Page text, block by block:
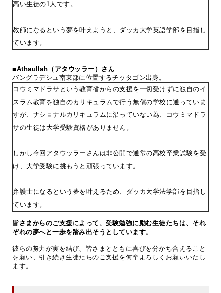
高い生徒の1人です。
教師になるという夢を叶えようと、ダッカ大学英語学部を目指し
ています。
■Athaullah（アタウッラー）さん
バングラデシュ南東部に位置するチッタゴン出身。
コウミマドラサという教育省からの支援を一切受けずに独自のイ
スラム教育を独自のカリキュラムで行う無償の学校に通っていま
すが、ナショナルカリキュラムに沿っていない為、コウミマドラ
サの生徒は大学受験資格がありません。
しかし今回アタウッラーさんは非公開で通常の高校卒業試験を受
け、大学受験に挑もうと頑張っています。
弁護士になるという夢を叶えるため、ダッカ大学法学部を目指し
ています。
皆さまからのご支援によって、受験勉強に励む生徒たちは、それ
ぞれの夢へと一歩を踏み出そうとしています。
彼らの努力が実を結び、皆さまとともに喜びを分かち合えること
を願い、引き続き生徒たちのご支援を何卒よろしくお願いいたし
ます。